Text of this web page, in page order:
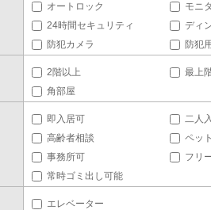
オートロック
モニ
24時間セキュリティ
ディ
防犯カメラ
防犯
2階以上
最上
角部屋
即入居可
二人
高齢者相談
ペッ
事務所可
フリ
常時ゴミ出し可能
エレベーター